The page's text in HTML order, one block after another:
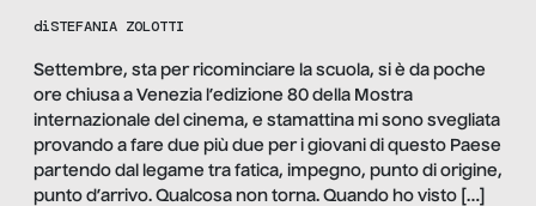
diSTEFANIA ZOLOTTI
Settembre, sta per ricominciare la scuola, si è da poche
ore chiusa a Venezia l’edizione 80 della Mostra
internazionale del cinema, e stamattina mi sono svegliata
provando a fare due più due per i giovani di questo Paese
partendo dal legame tra fatica, impegno, punto di origine,
punto d’arrivo. Qualcosa non torna. Quando ho visto […]